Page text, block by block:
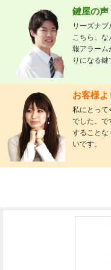
鍵屋の声
リーズナ
こちら。
報アラーム
りになる鍵
お客様よ
私にとって
でした。で
することな
いです。